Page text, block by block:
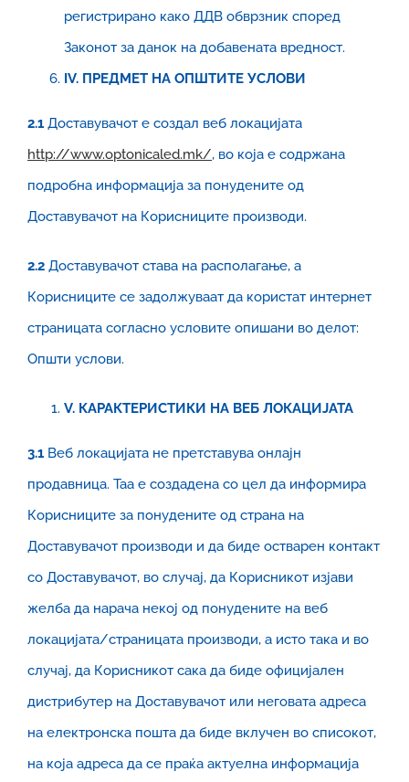
регистрирано како ДДВ обврзник според
Законот за данок на добавената вредност.
IV. ПРЕДМЕТ НА ОПШТИТЕ УСЛОВИ
2.1 Доставувачот е создал веб локацијата
http://www.optonicaled.mk/, во која е содржана
подробна информација за понудените од
Доставувачот на Корисниците производи.
2.2 Доставувачот става на располагање, а
Корисниците се задолжуваат да користат интернет
страницата согласно условите опишани во делот:
Општи услови.
V. КАРАКТЕРИСТИКИ НА ВЕБ ЛОКАЦИЈАТА
3.1 Веб локацијата не претставува онлајн
продавница. Таа е создадена со цел да информира
Корисниците за понудените од страна на
Доставувачот производи и да биде остварен контакт
со Доставувачот, во случај, да Корисникот изјави
желба да нарача некој од понудените на веб
локацијата/страницата производи, а исто така и во
случај, да Корисникот сака да биде официјален
дистрибутер на Доставувачот или неговата адреса
на електронска пошта да биде вклучен во списокот,
на која адреса да се праќа актуелна информација